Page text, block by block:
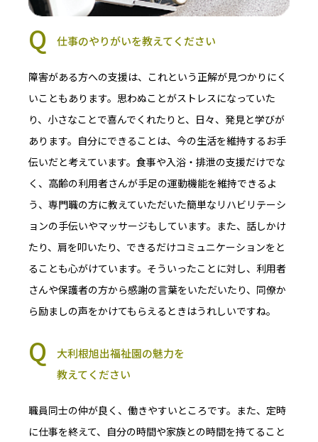
仕事のやりがいを教えてください
障害がある方への支援は、これという正解が見つかりにく
いこともあります。思わぬことがストレスになっていた
り、小さなことで喜んでくれたりと、日々、発見と学びが
あります。自分にできることは、今の生活を維持するお手
伝いだと考えています。食事や入浴・排泄の支援だけでな
く、高齢の利用者さんが手足の運動機能を維持できるよ
う、専門職の方に教えていただいた簡単なリハビリテーシ
ョンの手伝いやマッサージもしています。また、話しかけ
たり、肩を叩いたり、できるだけコミュニケーションをと
ることも心がけています。そういったことに対し、利用者
さんや保護者の方から感謝の言葉をいただいたり、同僚か
ら励ましの声をかけてもらえるときはうれしいですね。
大利根旭出福祉園の魅力を
教えてください
職員同士の仲が良く、働きやすいところです。また、定時
に仕事を終えて、自分の時間や家族との時間を持てること